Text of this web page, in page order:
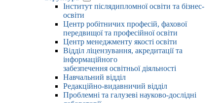
Інститут післядипломної освіти та бізнес-
освіти
Центр робітничих професій, фахової
передвищої та професійної освіти
Центр менеджменту якості освіти
Відділ ліцензування, акредитації та
інформаційного
забезпечення освітньої діяльності
Навчальний відділ
Редакційно-видавничий відділ
Проблемні та галузеві науково-дослідні